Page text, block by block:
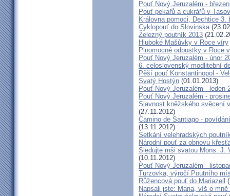
Pouť Nový Jeruzalém -
Pouť pekařů a cukrářů v
Královna pomoci, Dechtice
Cyklopouť do Slovinska
Železný poutník 2013
Hluboké Mašůvky v Roce víry
Plnomocné odpustky v Roce
Pouť Nový Jeruzalém - únor
6. celoslovenský modlitební
Pěší pouť Konstantinopol -
Svatý Hostýn (01.01.2013)
Pouť Nový Jeruzalém - leden
Pouť Nový Jeruzalém -
Slavnost kněžského svěcení
(27.11.2012)
Camino de Santiago -
(13.11.2012)
Setkání velehradských
Národní pouť za obnovu
Sledujte mši svatou Mons. J.
(10.11.2012)
Pouť Nový Jeruzalém -
Turzovka, výročí Poutního
Růžencová pouť do Mariazell
Napsali jste: Maria, víš o mně